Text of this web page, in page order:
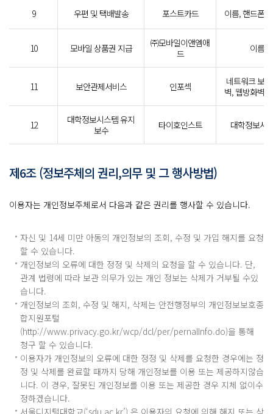
9 우편 및 택배발송 포스트카드 이름, 핸드폰
10 모바일 상품권 지급
㈜모바일이앤엠애
드
이름,
11 보안관제서비스 인포섹
네트워크 보
벽, 웹방화벽,
12
대학정보시스템 유지
보수
타이호인스트 대학정보시
제6조 (정보주체의 권리,의무 및 그 행사방법)
이용자는 개인정보주체로서 다음과 같은 권리를 행사할 수 있습니다.
자신 및 14세 미만 아동의 개인정보의 조회, 수정 및 가입 해지를 요청
할 수 있습니다.
개인정보의 오류에 대한 정정 및 삭제의 요청을 할 수 있습니다. 단,
관계 법령에 따라 보관 의무가 있는 개인 정보는 삭제가 거부될 수있
습니다.
개인정보의 조회, 수정 및 해지, 삭제는 안전행정부의 개인정보보호종
합지원포털
(http://www.privacy.go.kr/wcp/dcl/per/pernalInfo.do)을 통해
청구 할 수 있습니다.
이용자가 개인정보의 오류에 대한 정정 및 삭제를 요청한 경우에는 정
정 및 삭제를 완료할 때까지 당해 개인정보를 이용 또는 제공하지않습
니다. 이 경우, 잘못된 개인정보를 이용 또는 제공한 경우 지체 없이수
정하겠습니다.
서울디지털대학교(‘sdu.ac.kr’) 은 이용자의 요청에 의해 해지 또는 삭